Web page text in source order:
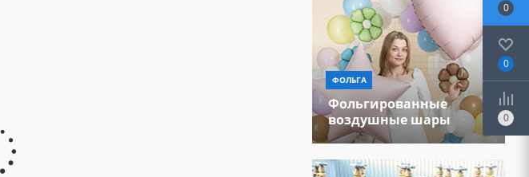
ФОЛЬГА
Фольгированные
воздушные шары
0
0
0